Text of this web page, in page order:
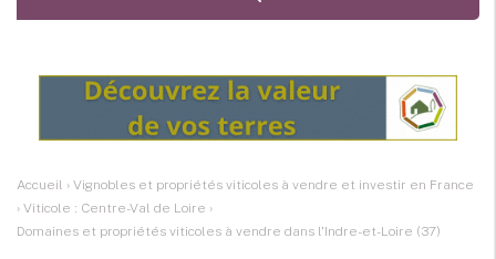
Accueil › Vignobles et propriétés viticoles à vendre et investir en France
› Viticole : Centre-Val de Loire ›
Domaines et propriétés viticoles à vendre dans l'Indre-et-Loire (37)